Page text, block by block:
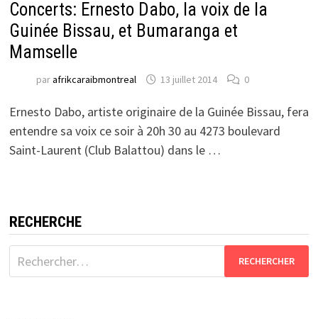
Concerts: Ernesto Dabo, la voix de la
Guinée Bissau, et Bumaranga et
Mamselle
parafrikcaraibmontreal 13 juillet 2014 0
Ernesto Dabo, artiste originaire de la Guinée Bissau, fera
entendre sa voix ce soir à 20h 30 au 4273 boulevard
Saint-Laurent (Club Balattou) dans le …
RECHERCHE
Rechercher :